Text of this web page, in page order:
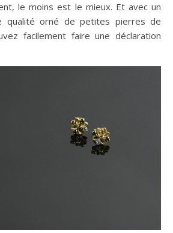
le moins est le mieux. Et avec un
qualité orné de petites pierres de
facilement faire une déclaration